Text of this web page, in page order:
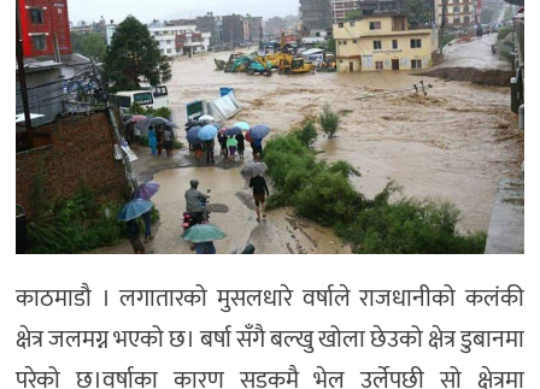
काठमाडौ । लगातारको मुसलधारे वर्षाले राजधानीको कलंकी
क्षेत्र जलमग्न भएको छ। बर्षा सँगै बल्खु खोला छेउको क्षेत्र डुबानमा
परेको छ।वर्षाका कारण सडकमै भेल उर्लेपछी सो क्षेत्रमा